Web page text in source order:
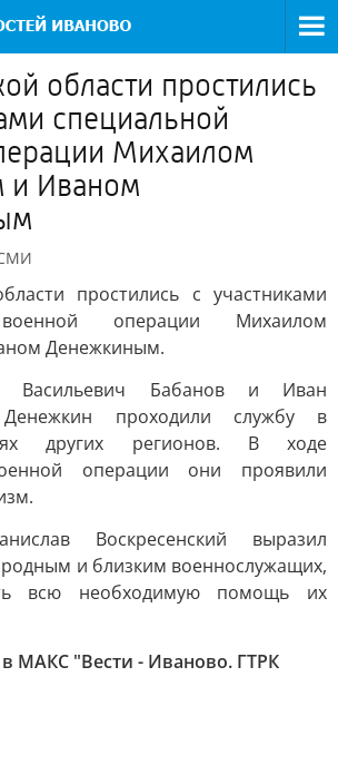
области простились
специальной
Михаилом
и Иваном
простились с участниками
операции Михаилом
Денежкиным.
Васильевич Бабанов и Иван
Денежкин проходили службу в
других регионов. В ходе
операции они проявили
Воскресенский выразил
и близким военнослужащих,
всю необходимую помощь их
МАКС "Вести - Иваново. ГТРК